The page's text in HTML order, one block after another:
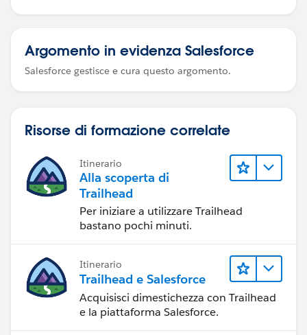
Argomento in evidenza Salesforce
Salesforce gestisce e cura questo argomento.
Risorse di formazione correlate
Itinerario
Alla scoperta di
Trailhead
Per iniziare a utilizzare Trailhead
bastano pochi minuti.
Itinerario
Trailhead e Salesforce
Acquisisci dimestichezza con Trailhead
e la piattaforma Salesforce.